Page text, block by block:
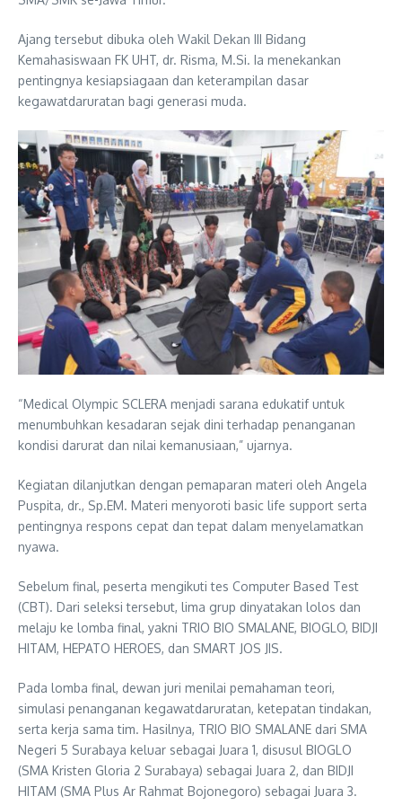
Ajang tersebut dibuka oleh Wakil Dekan III Bidang
Kemahasiswaan FK UHT, dr. Risma, M.Si. Ia menekankan
pentingnya kesiapsiagaan dan keterampilan dasar
kegawatdaruratan bagi generasi muda.
“Medical Olympic SCLERA menjadi sarana edukatif untuk
menumbuhkan kesadaran sejak dini terhadap penanganan
kondisi darurat dan nilai kemanusiaan,” ujarnya.
Kegiatan dilanjutkan dengan pemaparan materi oleh Angela
Puspita, dr., Sp.EM. Materi menyoroti basic life support serta
pentingnya respons cepat dan tepat dalam menyelamatkan
nyawa.
Sebelum final, peserta mengikuti tes Computer Based Test
(CBT). Dari seleksi tersebut, lima grup dinyatakan lolos dan
melaju ke lomba final, yakni TRIO BIO SMALANE, BIOGLO, BIDJI
HITAM, HEPATO HEROES, dan SMART JOS JIS.
Pada lomba final, dewan juri menilai pemahaman teori,
simulasi penanganan kegawatdaruratan, ketepatan tindakan,
serta kerja sama tim. Hasilnya, TRIO BIO SMALANE dari SMA
Negeri 5 Surabaya keluar sebagai Juara 1, disusul BIOGLO
(SMA Kristen Gloria 2 Surabaya) sebagai Juara 2, dan BIDJI
HITAM (SMA Plus Ar Rahmat Bojonegoro) sebagai Juara 3.